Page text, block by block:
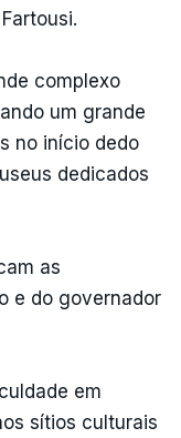
complexo
um grande
no início dedo
dedicados
as
e do governador
em
sítios culturais